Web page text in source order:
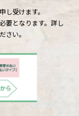
受けます。
要となります。詳し
さい。